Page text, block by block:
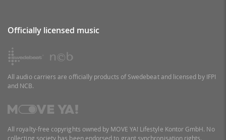
Officially licensed music
All audio carriers are officially products of Swedebeat and licensed by IFPI
and NCB.
All royalty-free copyrights owned by MOVE YA! Lifestyle Kontor GmbH. No
collecting society has been endorsed to grant synchronisation rights.